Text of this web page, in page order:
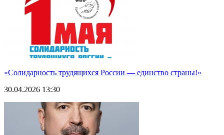
«Солидарность трудящихся России — единство страны!»
30.04.2026 13:30